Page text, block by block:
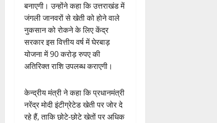
बनाएगी। उन्होंने कहा कि उत्तराखंड में
जंगली जानवरों से खेती को होने वाले
नुकसान को रोकने के लिए केंद्र
सरकार इस वित्तीय वर्ष में घेरबाड़
योजना में 90 करोड़ रुपए की
अतिरिक्त राशि उपलब्ध कराएगी।
केन्द्रीय मंत्री ने कहा कि प्रधानमंत्री
नरेंद्र मोदी इंटीग्रेटेड खेती पर जोर दे
रहे हैं, ताकि छोटे-छोटे खेतों पर अधिक